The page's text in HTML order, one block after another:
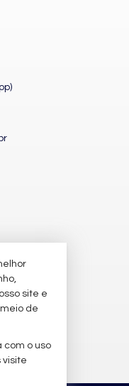
site e
de
com o uso
visite